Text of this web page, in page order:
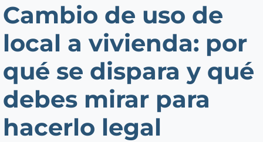
Cambio de uso de
local a vivienda: por
qué se dispara y qué
debes mirar para
hacerlo legal